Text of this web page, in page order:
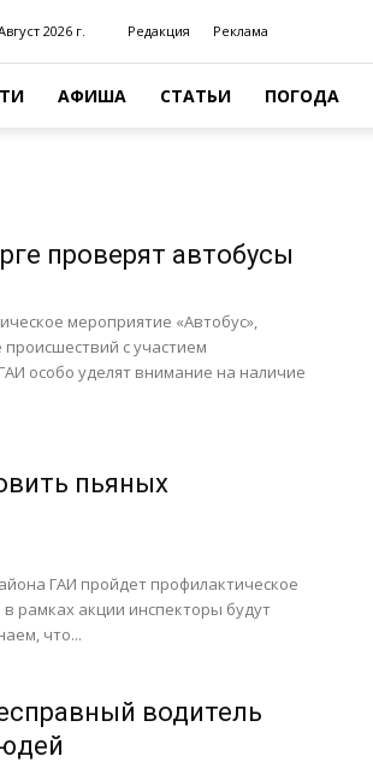
2026 г. Редакция Реклама
АФИША СТАТЬИ ПОГОДА
проверят автобусы
мероприятие «Автобус»,
с участием
особо уделят внимание на наличие
пьяных
ГАИ пройдет профилактическое
рамках акции инспекторы будут
что...
водитель